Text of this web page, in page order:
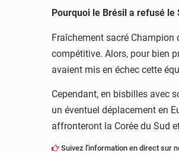
Pourquoi le Brésil a refusé le
Fraîchement sacré Champion
compétitive. Alors, pour bien
avaient mis en échec cette
Cependant, en bisbilles avec
un éventuel déplacement en
affronteront la Corée du Sud
Suivez l'information en direct sur